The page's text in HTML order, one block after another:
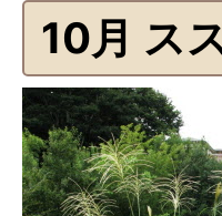
10月 ス